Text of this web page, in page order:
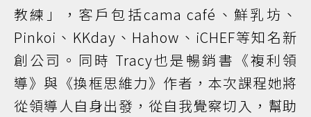
教練」，客戶包括cama café、鮮乳坊、
Pinkoi、KKday、Hahow、iCHEF等知名新
創公司。同時 Tracy也是暢銷書《複利領
導》與《換框思維力》作者，本次課程她將
從領導人自身出發，從自我覺察切入，幫助